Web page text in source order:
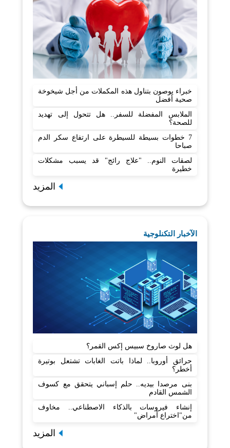
خبراء يوصون بتناول هذه المكملات من أجل شيخوخة
صحية أفضل
الملابس المفضلة للسفر.. هل تتحول إلى تهديد
للصحة؟
7 خطوات بسيطة للسيطرة على ارتفاع سكر الدم
صباحا
لصقات النوم.. "علاج رائج" قد يسبب مشكلات
خطيرة
المزيد
الآخبار التكنلوجية
هل لوث صاروخ سبيس إكس القمر؟
حرائق أوروبا.. لماذا باتت الغابات تشتعل بوتيرة
أخطر؟
بنى مرصدا بيديه.. حلم إسباني يتحقق مع كسوف
الشمس القادم
إنشاء فيروسات بالذكاء الاصطناعي.. مخاوف
من"اختراع أمراض"
المزيد